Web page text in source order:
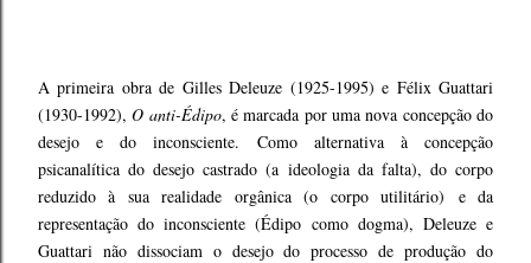
A primeira obra de Gilles Deleuze (1925-1995) e Félix Guattari
(1930-1992),O anti-Édipo, é marcada por uma nova concepção do
desejo e do inconsciente. Como alternativa à concepção
psicanalítica do desejo castrado (a ideologia da falta), do corpo
reduzido à sua realidade orgânica (o corpo utilitário) e da
representação do inconsciente (Édipo como dogma), Deleuze e
Guattari não dissociam o desejo do processo de produção do